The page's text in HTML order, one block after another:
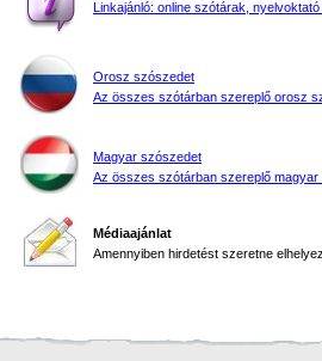
Linkajánló: online szótárak, nyelvoktató
Orosz szószedet
Az összes szótárban szereplő orosz
Magyar szószedet
Az összes szótárban szereplő magyar
Médiaajánlat
Amennyiben hirdetést szeretne